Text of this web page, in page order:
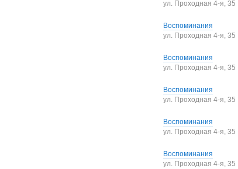
ул. Проходная 4-я, 35
Воспоминания
ул. Проходная 4-я, 35
Воспоминания
ул. Проходная 4-я, 35
Воспоминания
ул. Проходная 4-я, 35
Воспоминания
ул. Проходная 4-я, 35
Воспоминания
ул. Проходная 4-я, 35